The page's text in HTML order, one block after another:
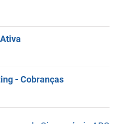
- Cobranças